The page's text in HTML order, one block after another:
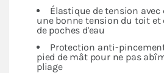
Élastique de tension
une bonne tension du toit
de poches d'eau
Protection anti-
pied de mât pour ne pas
pliage